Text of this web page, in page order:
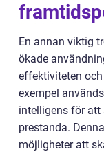
En annan viktig
ökade
effektiviteten och
exempel
intelligens för att
prestanda.
möjligheter att